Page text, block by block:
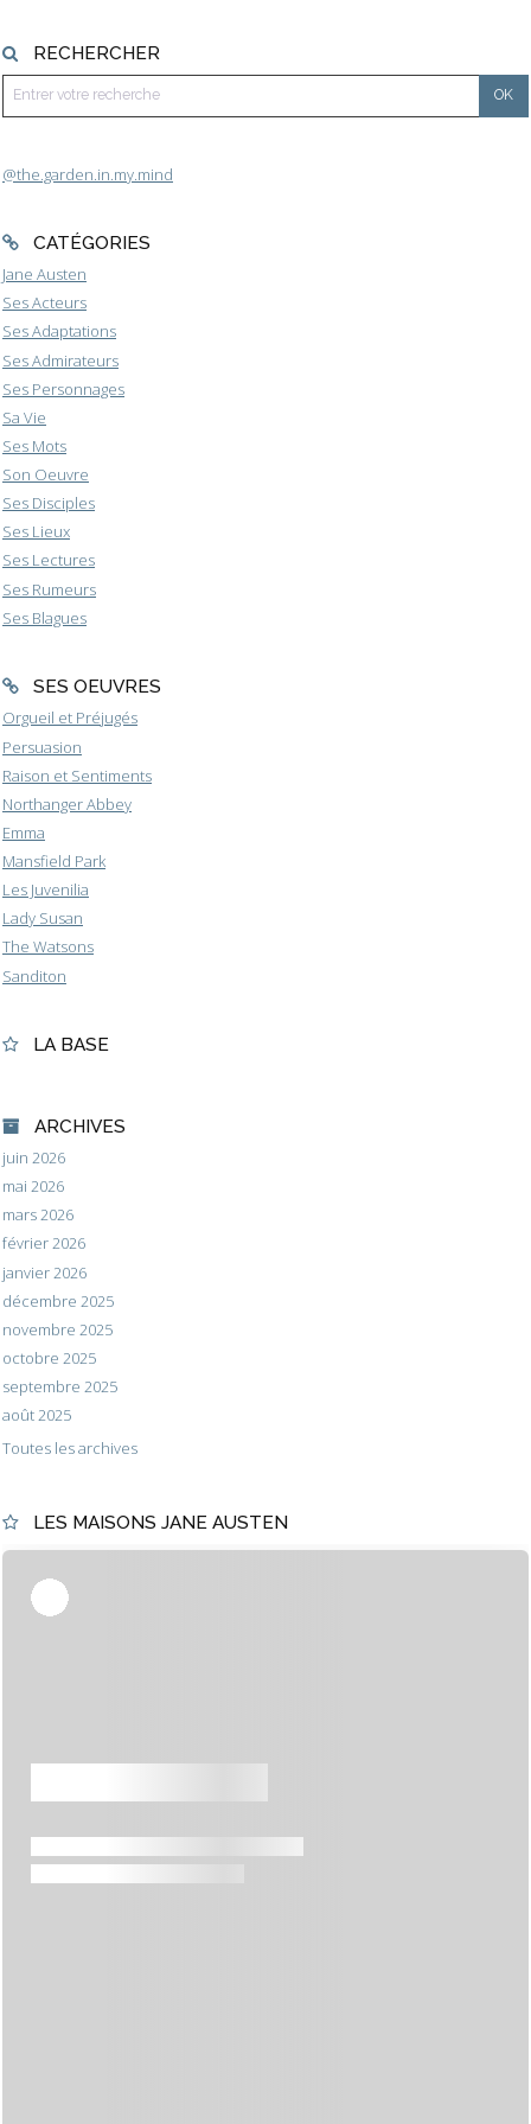
RECHERCHER
@the.garden.in.my.mind
CATÉGORIES
Jane Austen
Ses Acteurs
Ses Adaptations
Ses Admirateurs
Ses Personnages
Sa Vie
Ses Mots
Son Oeuvre
Ses Disciples
Ses Lieux
Ses Lectures
Ses Rumeurs
Ses Blagues
SES OEUVRES
Orgueil et Préjugés
Persuasion
Raison et Sentiments
Northanger Abbey
Emma
Mansfield Park
Les Juvenilia
Lady Susan
The Watsons
Sanditon
LA BASE
ARCHIVES
juin 2026
mai 2026
mars 2026
février 2026
janvier 2026
décembre 2025
novembre 2025
octobre 2025
septembre 2025
août 2025
Toutes les archives
LES MAISONS JANE AUSTEN